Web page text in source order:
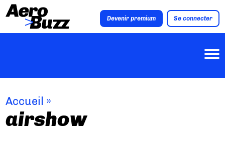
Devenir premium Se connecter
Accueil »
airshow